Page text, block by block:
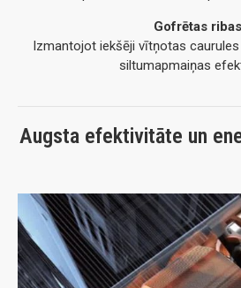
Gofrētas ribas
Izmantojot iekšēji vītņotas caurules
siltumapmaiņas
Augsta efektivitāte un